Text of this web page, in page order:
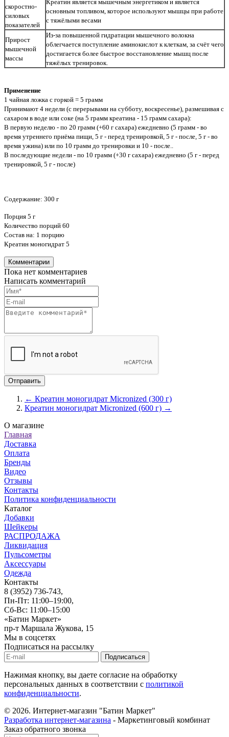
скоростно-
силовых
показателей
Креатин является мышечным энергетиком и является
основным топливом, которое используют мышцы при работе
с тяжёлыми весами
Прирост
мышечной
массы
Из-за повышенной гидратации мышечного волокна
облегчается поступление аминокислот к клеткам, за счёт чего
достигается более быстрое восстановление мышц после
тяжёлых тренировок.
Применение
1 чайная ложка с горкой = 5 грамм
Принимают 4 недели (с перерывами на субботу, воскресенье), размешивая с
сахаром в воде или соке (на 5 грамм креатина - 15 грамм сахара):
В первую неделю - по 20 грамм (+60 г сахара) ежедневно (5 грамм - во
время утреннего приёма пищи, 5 г - перед тренировкой, 5 г - после, 5 г - во
время ужина) или по 10 грамм до тренировки и 10 - после..
В последующие недели - по 10 грамм (+30 г сахара) ежедневно (5 г - перед
тренировкой, 5 г - после)
Содержание: 300 г
Порция 5 г
Количество порций 60
Состав на: 1 порцию
Креатин моногидрат 5
Комментарии
Пока нет комментариев
Написать комментарий
← Креатин моногидрат Micronized (300 г)
Креатин моногидрат Micronized (600 г) →
О магазине
Главная
Доставка
Оплата
Бренды
Видео
Отзывы
Контакты
Политика конфиденциальности
Каталог
Добавки
Шейкеры
РАСПРОДАЖА
Ликвидация
Пульсометры
Аксессуары
Одежда
Контакты
8 (3952) 736-743,
Пн-Пт: 11:00–19:00,
Сб-Вс: 11:00–15:00
«Батин Маркет»
пр-т Маршала Жукова, 15
Мы в соцсетях
Подписаться на рассылку
Нажимая кнопку, вы даете согласие на обработку
персональных данных в соответствии с политикой
конфиденциальности.
© 2026. Интернет-магазин "Батин Маркет"
Разработка интернет-магазина - Маркетинговый комбинат
Заказ обратного звонка